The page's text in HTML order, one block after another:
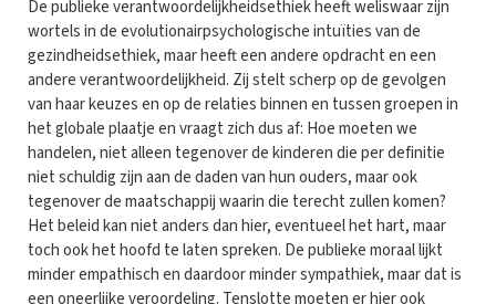
De publieke verantwoordelijkheidsethiek heeft weliswaar zijn
wortels in de evolutionairpsychologische intuïties van de
gezindheidsethiek, maar heeft een andere opdracht en een
andere verantwoordelijkheid. Zij stelt scherp op de gevolgen
van haar keuzes en op de relaties binnen en tussen groepen in
het globale plaatje en vraagt zich dus af: Hoe moeten we
handelen, niet alleen tegenover de kinderen die per definitie
niet schuldig zijn aan de daden van hun ouders, maar ook
tegenover de maatschappij waarin die terecht zullen komen?
Het beleid kan niet anders dan hier, eventueel het hart, maar
toch ook het hoofd te laten spreken. De publieke moraal lijkt
minder empathisch en daardoor minder sympathiek, maar dat is
een oneerlijke veroordeling. Tenslotte moeten er hier ook